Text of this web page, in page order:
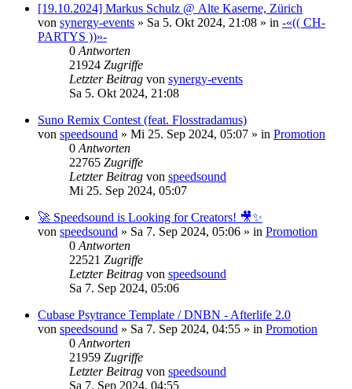
[19.10.2024] Markus Schulz @ Alte Kaserne, Zürich
von synergy-events » Sa 5. Okt 2024, 21:08 » in -«(( CH-
PARTYS ))»-
0 Antworten
21924 Zugriffe
Letzter Beitrag von synergy-events
Sa 5. Okt 2024, 21:08
Suno Remix Contest (feat. Flosstradamus)
von speedsound » Mi 25. Sep 2024, 05:07 » in Promotion
0 Antworten
22765 Zugriffe
Letzter Beitrag von speedsound
Mi 25. Sep 2024, 05:07
🚀 Speedsound is Looking for Creators! 🎥✨
von speedsound » Sa 7. Sep 2024, 05:06 » in Promotion
0 Antworten
22521 Zugriffe
Letzter Beitrag von speedsound
Sa 7. Sep 2024, 05:06
Cubase Psytrance Template / DNBN - Afterlife 2.0
von speedsound » Sa 7. Sep 2024, 04:55 » in Promotion
0 Antworten
21959 Zugriffe
Letzter Beitrag von speedsound
Sa 7. Sep 2024, 04:55